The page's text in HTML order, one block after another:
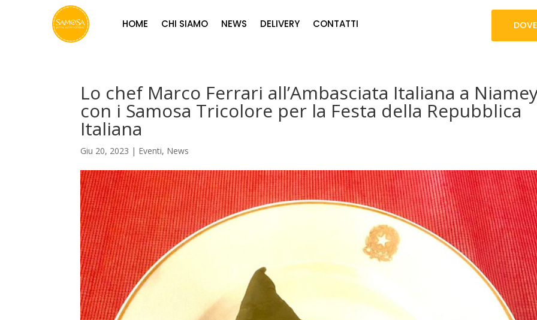
HOME CHI SIAMO NEWS DELIVERY CONTATTI
Lo chef Marco Ferrari all’Ambasciata Italiana a
con i Samosa Tricolore per la Festa della Repubblica
Italiana
Giu 20, 2023 | Eventi, News